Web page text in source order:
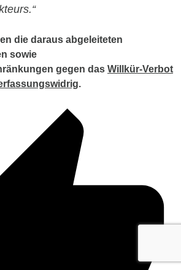
die daraus abgeleiteten
sowie
gegen das Willkür-Verbot
.